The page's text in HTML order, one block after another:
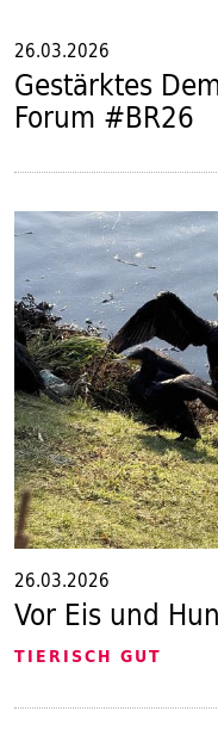
26.03.2026
Gestärktes
Forum #BR26
26.03.2026
Vor Eis und
TIERISCH GUT